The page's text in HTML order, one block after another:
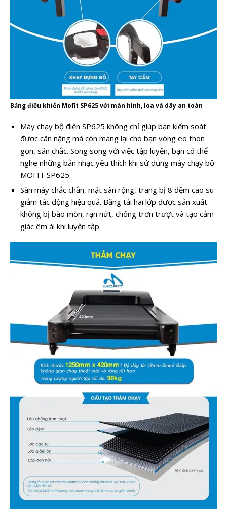
Bảng điều khiển Mofit SP625 với màn hình, loa và dây an toàn
Máy chạy bộ điện SP625 không chỉ giúp bạn kiểm soát
được cân nặng mà còn mang lại cho bạn vòng eo thon
gọn, săn chắc. Song song với việc tập luyện, bạn có thể
nghe những bản nhạc yêu thích khi sử dụng máy chạy bộ
MOFIT SP625.
Sàn máy chắc chắn, mặt sàn rộng, trang bị 8 đệm cao su
giảm tác động hiệu quả. Băng tải hai lớp được sản xuất
không bị bào mòn, rạn nứt, chống trơn trượt và tạo cảm
giác êm ái khi luyện tập.